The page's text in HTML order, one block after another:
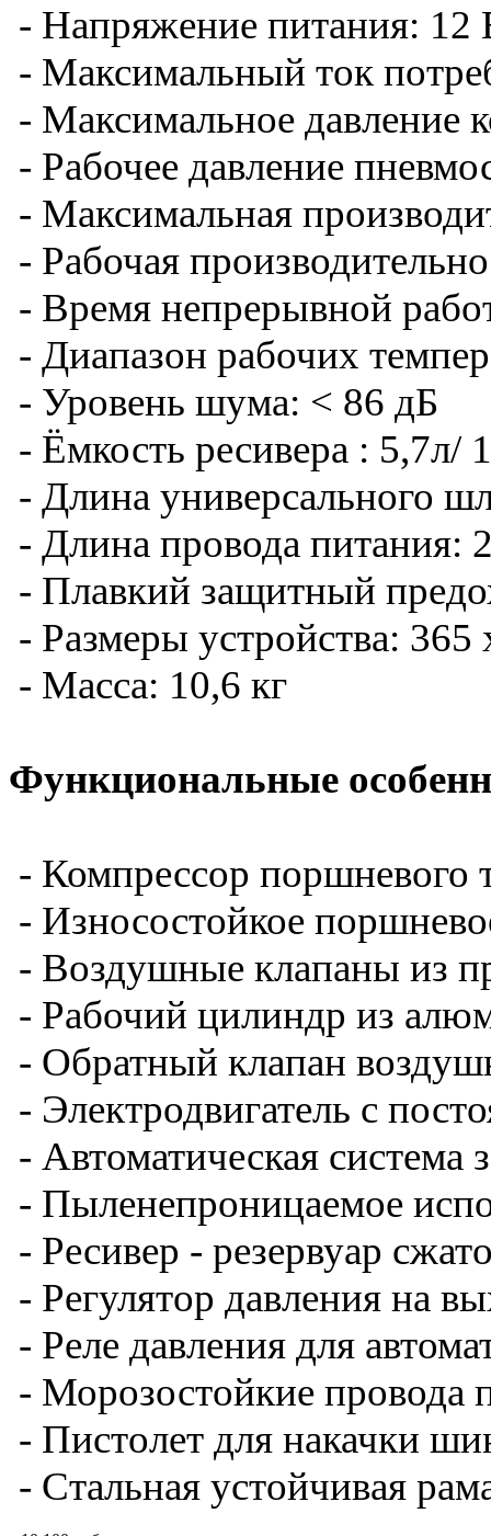
- Напряжение питания: 12
- Максимальный ток
- Максимальное давление
- Рабочее давление
- Максимальная
- Рабочая
- Время непрерывной
- Диапазон рабочих
- Уровень шума: < 86 дБ
- Ёмкость ресивера : 5,7л/
- Длина универсального
- Длина провода питания:
- Плавкий защитный
- Размеры устройства:
- Масса: 10,6 кг
Функциональные
- Компрессор поршневого
- Износостойкое
- Воздушные клапаны из
- Рабочий цилиндр из
- Обратный клапан
- Электродвигатель с
- Автоматическая система
- Пыленепроницаемое
- Ресивер - резервуар
- Регулятор давления на
- Реле давления для
- Морозостойкие провода
- Пистолет для накачки
- Стальная устойчивая